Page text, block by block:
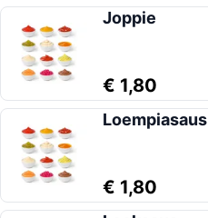
Joppie
€ 1,80
Loempiasaus
€ 1,80